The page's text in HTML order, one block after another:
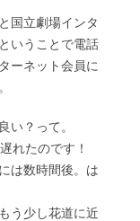
国立劇場インタ
いうことで電話
ーネット会員に
い？って。
れたのです！
は数時間後。は
う少し花道に近